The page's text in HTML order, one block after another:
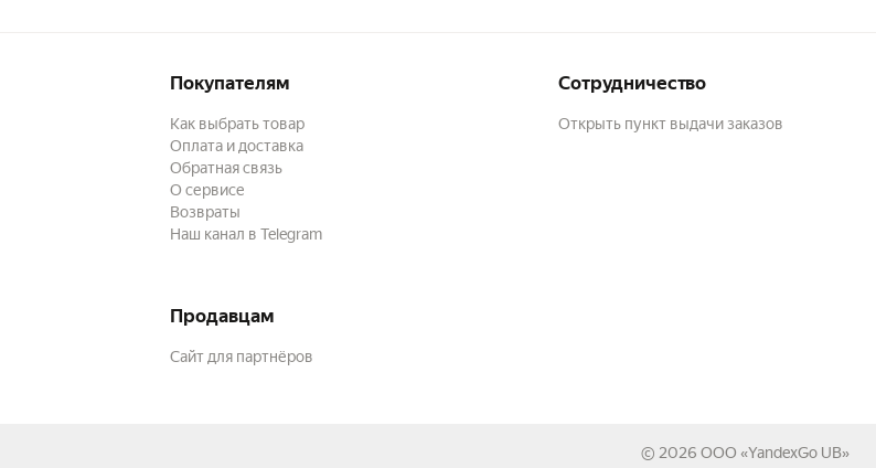
Покупателям
Как выбрать товар
Оплата и доставка
Обратная связь
О сервисе
Возвраты
Наш канал в Telegram
Сотрудничество
Открыть пункт выдачи заказов
Продавцам
Сайт для партнёров
© 2026 ООО «YandexGo UB»